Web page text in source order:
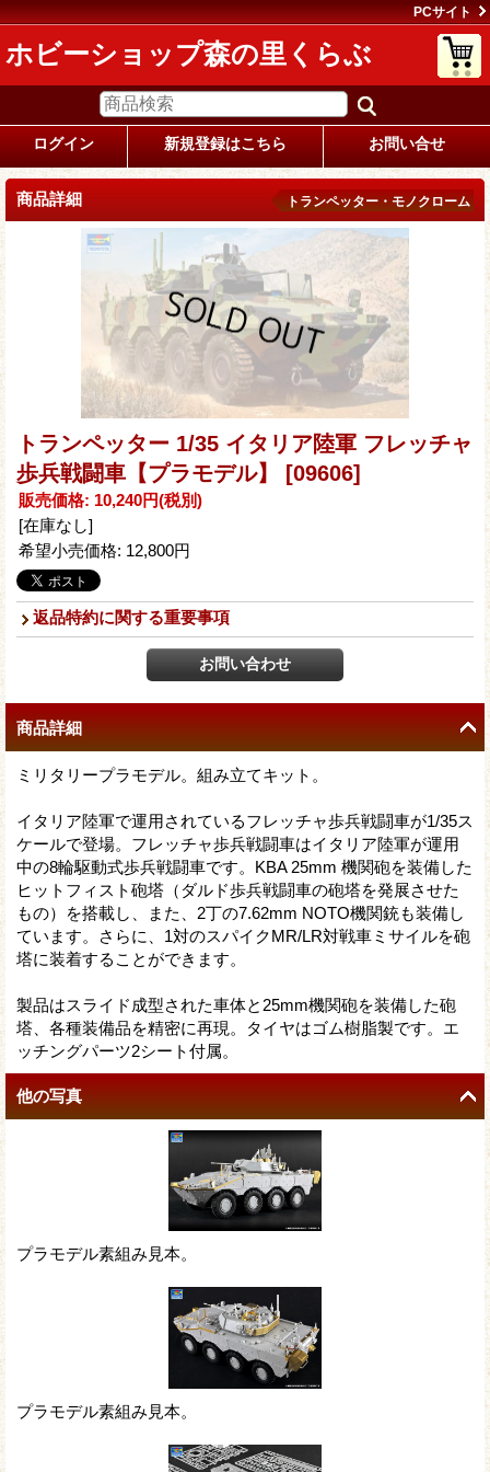
PCサイト
ホビーショップ森の里くらぶ
ログイン 新規登録はこちら お問い合せ
商品詳細 トランペッター・モノクローム
トランペッター 1/35 イタリア陸軍 フレッチャ
歩兵戦闘車【プラモデル】
[09606]
販売価格: 10,240円(税別)
[在庫なし]
希望小売価格: 12,800円
返品特約に関する重要事項
商品詳細
ミリタリープラモデル。組み立てキット。
イタリア陸軍で運用されているフレッチャ歩兵戦闘車が1/35ス
ケールで登場。フレッチャ歩兵戦闘車はイタリア陸軍が運用
中の8輪駆動式歩兵戦闘車です。KBA 25mm 機関砲を装備した
ヒットフィスト砲塔（ダルド歩兵戦闘車の砲塔を発展させた
もの）を搭載し、また、2丁の7.62mm NOTO機関銃も装備し
ています。さらに、1対のスパイクMR/LR対戦車ミサイルを砲
塔に装着することができます。
製品はスライド成型された車体と25mm機関砲を装備した砲
塔、各種装備品を精密に再現。タイヤはゴム樹脂製です。エ
ッチングパーツ2シート付属。
他の写真
プラモデル素組み見本。
プラモデル素組み見本。